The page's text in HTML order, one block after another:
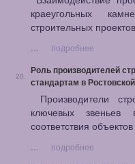
краеугольных
строительных
...
подробнее
20.
Роль производителей
стандартам в
Производители
ключевых звеньев
соответствия
...
подробнее